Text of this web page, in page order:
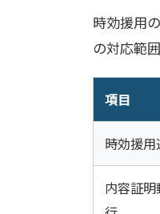
時効援用
の対応範
項目
時効援
内容証